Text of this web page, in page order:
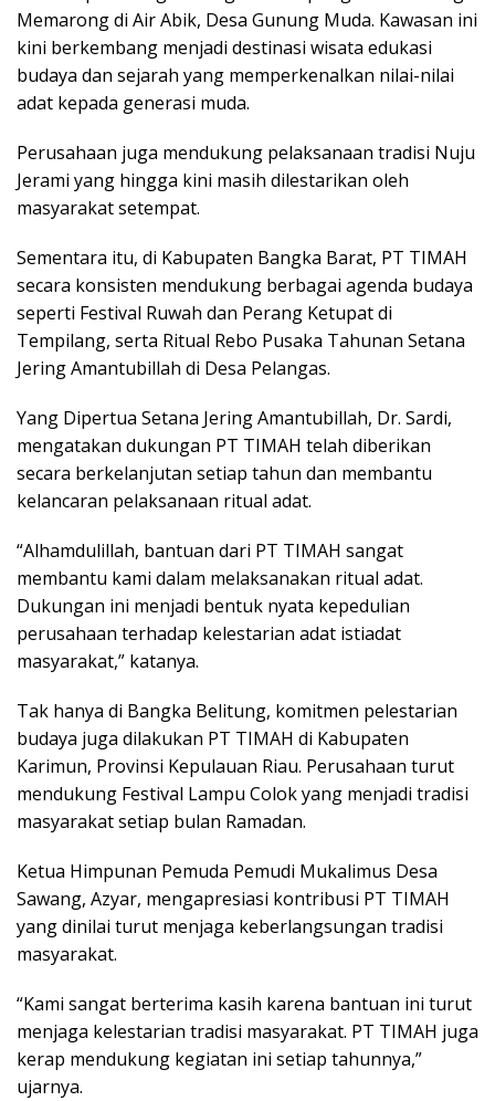
Memarong di Air Abik, Desa Gunung Muda. Kawasan ini
kini berkembang menjadi destinasi wisata edukasi
budaya dan sejarah yang memperkenalkan nilai-nilai
adat kepada generasi muda.
Perusahaan juga mendukung pelaksanaan tradisi Nuju
Jerami yang hingga kini masih dilestarikan oleh
masyarakat setempat.
Sementara itu, di Kabupaten Bangka Barat, PT TIMAH
secara konsisten mendukung berbagai agenda budaya
seperti Festival Ruwah dan Perang Ketupat di
Tempilang, serta Ritual Rebo Pusaka Tahunan Setana
Jering Amantubillah di Desa Pelangas.
Yang Dipertua Setana Jering Amantubillah, Dr. Sardi,
mengatakan dukungan PT TIMAH telah diberikan
secara berkelanjutan setiap tahun dan membantu
kelancaran pelaksanaan ritual adat.
“Alhamdulillah, bantuan dari PT TIMAH sangat
membantu kami dalam melaksanakan ritual adat.
Dukungan ini menjadi bentuk nyata kepedulian
perusahaan terhadap kelestarian adat istiadat
masyarakat,” katanya.
Tak hanya di Bangka Belitung, komitmen pelestarian
budaya juga dilakukan PT TIMAH di Kabupaten
Karimun, Provinsi Kepulauan Riau. Perusahaan turut
mendukung Festival Lampu Colok yang menjadi tradisi
masyarakat setiap bulan Ramadan.
Ketua Himpunan Pemuda Pemudi Mukalimus Desa
Sawang, Azyar, mengapresiasi kontribusi PT TIMAH
yang dinilai turut menjaga keberlangsungan tradisi
masyarakat.
“Kami sangat berterima kasih karena bantuan ini turut
menjaga kelestarian tradisi masyarakat. PT TIMAH juga
kerap mendukung kegiatan ini setiap tahunnya,”
ujarnya.